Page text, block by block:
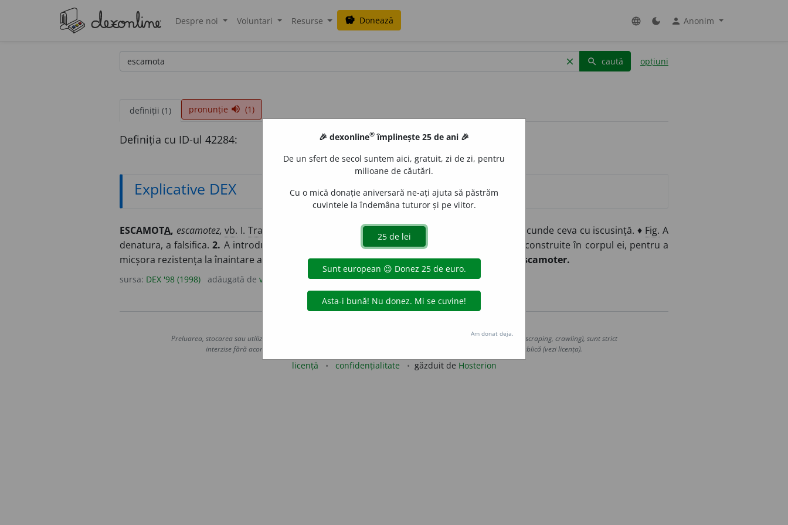
Despre noi Voluntari Resurse savings Donează language dark_mode person Anonim
clear search caută opțiuni
definiții (1) pronunție volume_up (1)
Definiția cu ID-ul 42284:
Explicative DEX
ESCAMOTA, escamotez, vb. I. Tranz. A face să dispară ceva fără să se bage de seamă, a ascunde ceva cu iscusință. ♦ Fig. A
denatura, a falsifica.2. A introduce trenul de aterizare al unei aeronave în locurile anume construite în corpul ei, pentru a
micșora rezistența la înaintare a avionului în timpul zborului. [Var.:scamotavb.I] – Din escamoter.
sursa: DEX '98 (1998) adăugată de viomih acțiuni
Preluarea, stocarea sau utilizarea datelor de pe acest site, inclusiv prin orice metode de extragere automată (web scraping, crawling), sunt strict
interzise fără acordul nostru prealabil scris, cu excepția seturilor de date oferite oficial spre utilizare publică (vezi licența).
licență confidențialitate găzduit de Hosterion
🎉 dexonline® împlinește 25 de ani 🎉
De un sfert de secol suntem aici, gratuit, zi de zi, pentru
milioane de căutări.
Cu o mică donație aniversară ne-ați ajuta să păstrăm
cuvintele la îndemâna tuturor și pe viitor.
Am donat deja.